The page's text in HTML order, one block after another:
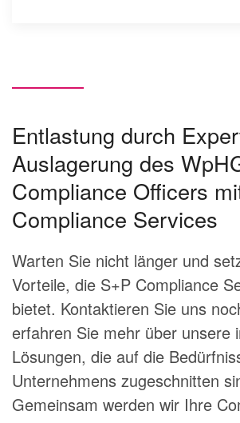
Entlastung durch
Auslagerung des
Compliance Officers
Compliance Services
Warten Sie nicht länger und
Vorteile, die S+P Compliance
bietet. Kontaktieren Sie uns
erfahren Sie mehr über unsere
Lösungen, die auf die
Unternehmens zugeschnitten
Gemeinsam werden wir Ihre